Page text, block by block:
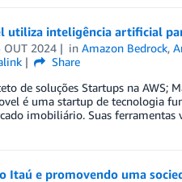
utiliza inteligência artificial
OUT 2024 inAmazon Bedrock,
Share
de soluções Startups na AWS;
é uma startup de tecnologia
imobiliário. Suas
Itaú e promovendo uma